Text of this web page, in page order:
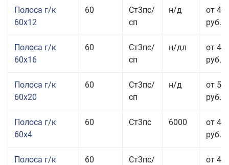
Полоса г/к
60x12
60
Ст3пс/
сп
н/д
от 44
руб.
Полоса г/к
60x16
60
Ст3пс/
сп
н/дл
от 48
руб.
Полоса г/к
60x20
60
Ст3пс/
сп
н/д
от 53
руб.
Полоса г/к
60x4
60 Ст3пс 6000
от 45
руб.
Полоса г/к
60
Ст3пс/
от 45